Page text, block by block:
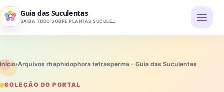
Pular para o conteúdo
Guia das Suculentas
SAIBA TUDO SOBRE PLANTAS SUCULENTAS
Início›Arquivos rhaphidophora tetrasperma - Guia das Suculentas
COLEÇÃO DO PORTAL